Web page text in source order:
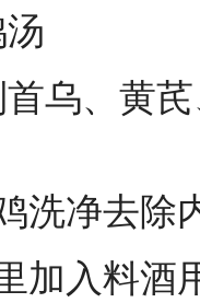
乌、黄
洗净去除
加入料酒